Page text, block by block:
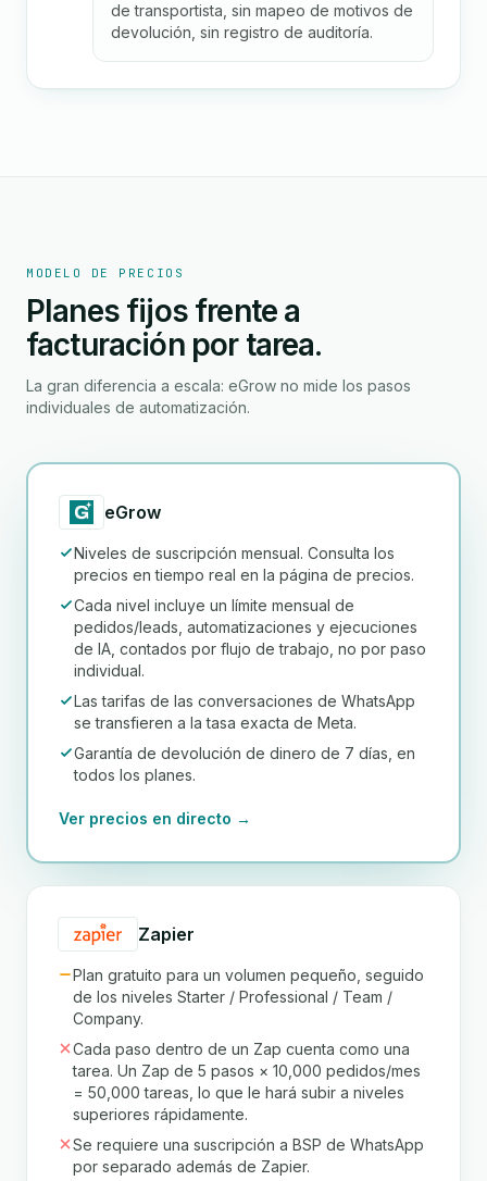
de transportista, sin mapeo de motivos de
devolución, sin registro de auditoría.
MODELO DE PRECIOS
Planes fijos frente a
facturación por tarea.
La gran diferencia a escala: eGrow no mide los pasos
individuales de automatización.
eGrow
Niveles de suscripción mensual. Consulta los
precios en tiempo real en la página de precios.
Cada nivel incluye un límite mensual de
pedidos/leads, automatizaciones y ejecuciones
de IA, contados por flujo de trabajo, no por paso
individual.
Las tarifas de las conversaciones de WhatsApp
se transfieren a la tasa exacta de Meta.
Garantía de devolución de dinero de 7 días, en
todos los planes.
Ver precios en directo →
Zapier
Plan gratuito para un volumen pequeño, seguido
de los niveles Starter / Professional / Team /
Company.
Cada paso dentro de un Zap cuenta como una
tarea. Un Zap de 5 pasos × 10,000 pedidos/mes
= 50,000 tareas, lo que le hará subir a niveles
superiores rápidamente.
Se requiere una suscripción a BSP de WhatsApp
por separado además de Zapier.